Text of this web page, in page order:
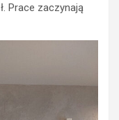
Prace zaczynają